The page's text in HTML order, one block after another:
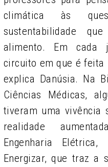
climática às
sustentabilidade
alimento. Em cada
circuito em que é feita
explica Danúsia. Na
Ciências Médicas,
tiveram uma vivência
realidade
Engenharia
Energizar, que traz a